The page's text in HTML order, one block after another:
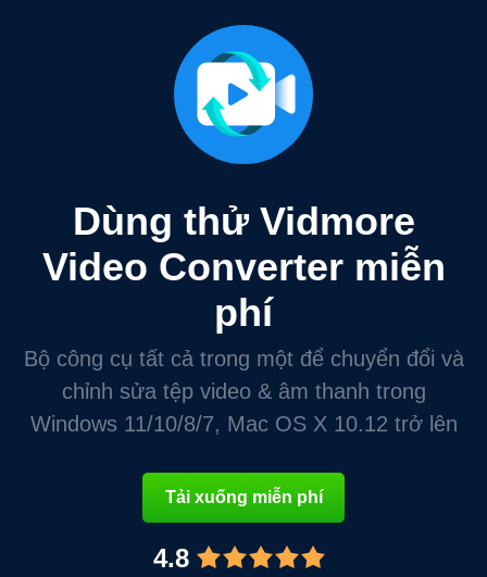
Dùng thử Vidmore
Video Converter miễn
phí
Bộ công cụ tất cả trong một để chuyển đổi và
chỉnh sửa tệp video & âm thanh trong
Windows 11/10/8/7, Mac OS X 10.12 trở lên
Tải xuống miễn phí
4.8